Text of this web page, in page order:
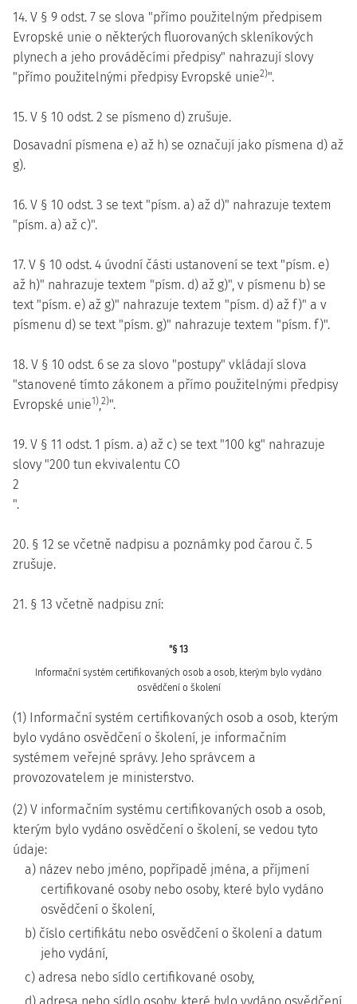
14. V § 9 odst. 7 se slova "přímo použitelným předpisem
Evropské unie o některých fluorovaných skleníkových
plynech a jeho prováděcími předpisy" nahrazují slovy
"přímo použitelnými předpisy Evropské unie2)".
15. V § 10 odst. 2 se písmeno d) zrušuje.
Dosavadní písmena e) až h) se označují jako písmena d) až
g).
16. V § 10 odst. 3 se text "písm. a) až d)" nahrazuje textem
"písm. a) až c)".
17. V § 10 odst. 4 úvodní části ustanovení se text "písm. e)
až h)" nahrazuje textem "písm. d) až g)", v písmenu b) se
text "písm. e) až g)" nahrazuje textem "písm. d) až f)" a v
písmenu d) se text "písm. g)" nahrazuje textem "písm. f)".
18. V § 10 odst. 6 se za slovo "postupy" vkládají slova
"stanovené tímto zákonem a přímo použitelnými předpisy
Evropské unie1),2)".
19. V § 11 odst. 1 písm. a) až c) se text "100 kg" nahrazuje
slovy "200 tun ekvivalentu CO
2
".
20. § 12 se včetně nadpisu a poznámky pod čarou č. 5
zrušuje.
21. § 13 včetně nadpisu zní:
"§ 13
Informační systém certifikovaných osob a osob, kterým bylo vydáno
osvědčení o školení
(1) Informační systém certifikovaných osob a osob, kterým
bylo vydáno osvědčení o školení, je informačním
systémem veřejné správy. Jeho správcem a
provozovatelem je ministerstvo.
(2) V informačním systému certifikovaných osob a osob,
kterým bylo vydáno osvědčení o školení, se vedou tyto
údaje:
a) název nebo jméno, popřípadě jména, a příjmení
certifikované osoby nebo osoby, které bylo vydáno
osvědčení o školení,
b) číslo certifikátu nebo osvědčení o školení a datum
jeho vydání,
c) adresa nebo sídlo certifikované osoby,